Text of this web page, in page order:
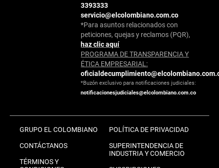
3393333
servicio@elcolombiano.com.co
*Para asuntos relacionados con
peticiones, quejas y reclamos (PQR),
haz clic aquí
PROGRAMA DE TRANSPARENCIA Y
ÉTICA EMPRESARIAL:
*Buzón exclusivo para notificaciones judiciales:
notificacionesjudiciales@elcolombiano.com.co
GRUPO EL COLOMBIANO
CONTÁCTANOS
TÉRMINOS Y
POLÍTICA DE PRIVACIDAD
SUPERINTENDENCIA DE
INDUSTRIA Y COMERCIO